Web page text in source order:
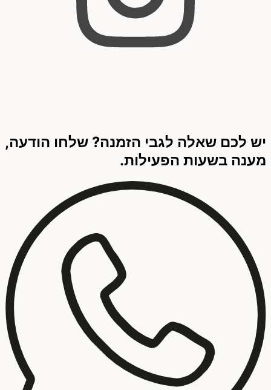
יש לכם שאלה לגבי הזמנה? שלחו הודעה,
מענה בשעות הפעילות.